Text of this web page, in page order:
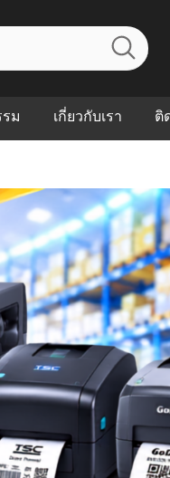
ม เกี่ยวกับเรา
FAQs
Our Customer
ติ